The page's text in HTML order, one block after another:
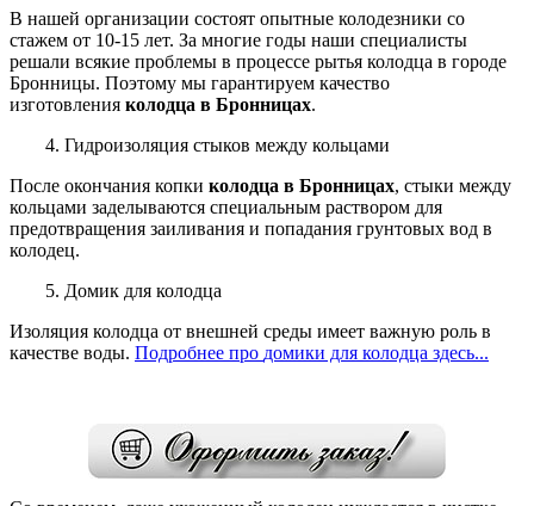
В нашей организации состоят опытные колодезники со
стажем от 10-15 лет. За многие годы наши специалисты
решали всякие проблемы в процессе рытья колодца в городе
Бронницы. Поэтому мы гарантируем качество
изготовления колодца в Бронницах.
4. Гидроизоляция стыков между кольцами
После окончания копки колодца в Бронницах, стыки между
кольцами заделываются специальным раствором для
предотвращения заиливания и попадания грунтовых вод в
колодец.
5. Домик для колодца
Изоляция колодца от внешней среды имеет важную роль в
качестве воды. Подробнее про домики для колодца здесь...